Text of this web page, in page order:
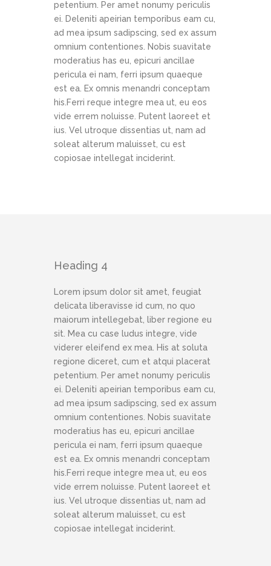
petentium. Per amet nonumy periculis
ei. Deleniti apeirian temporibus eam cu,
ad mea ipsum sadipscing, sed ex assum
omnium contentiones. Nobis suavitate
moderatius has eu, epicuri ancillae
pericula ei nam, ferri ipsum quaeque
est ea. Ex omnis menandri conceptam
his.Ferri reque integre mea ut, eu eos
vide errem noluisse. Putent laoreet et
ius. Vel utroque dissentias ut, nam ad
soleat alterum maluisset, cu est
copiosae intellegat inciderint.
Heading 4
Lorem ipsum dolor sit amet, feugiat
delicata liberavisse id cum, no quo
maiorum intellegebat, liber regione eu
sit. Mea cu case ludus integre, vide
viderer eleifend ex mea. His at soluta
regione diceret, cum et atqui placerat
petentium. Per amet nonumy periculis
ei. Deleniti apeirian temporibus eam cu,
ad mea ipsum sadipscing, sed ex assum
omnium contentiones. Nobis suavitate
moderatius has eu, epicuri ancillae
pericula ei nam, ferri ipsum quaeque
est ea. Ex omnis menandri conceptam
his.Ferri reque integre mea ut, eu eos
vide errem noluisse. Putent laoreet et
ius. Vel utroque dissentias ut, nam ad
soleat alterum maluisset, cu est
copiosae intellegat inciderint.